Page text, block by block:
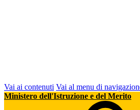
Vai ai contenuti Vai al menu di
Ministero dell'Istruzione e del Merito